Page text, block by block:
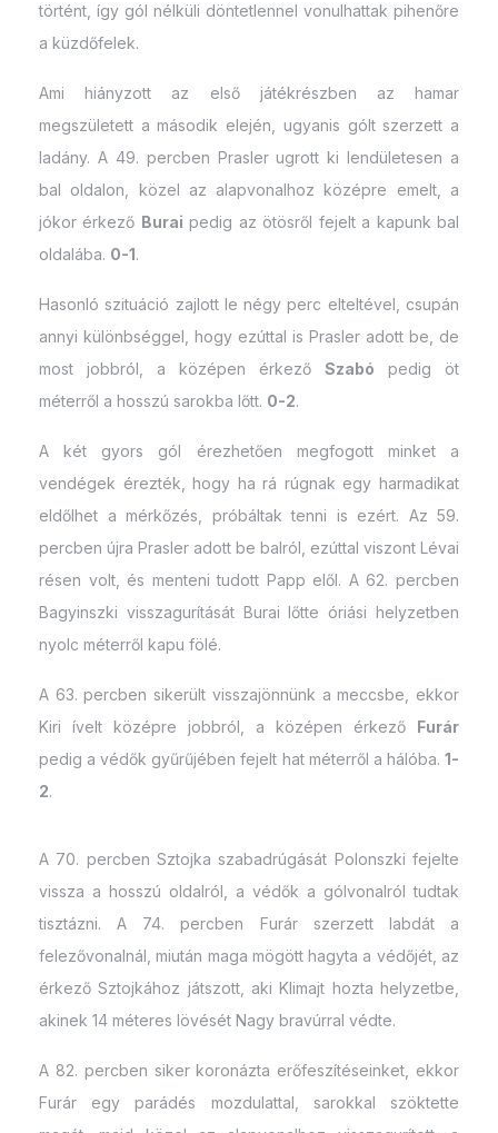
történt, így gól nélküli döntetlennel vonulhattak pihenőre
a küzdőfelek.
Ami hiányzott az első játékrészben az hamar
megszületett a második elején, ugyanis gólt szerzett a
ladány. A 49. percben Prasler ugrott ki lendületesen a
bal oldalon, közel az alapvonalhoz középre emelt, a
jókor érkező Burai pedig az ötösről fejelt a kapunk bal
oldalába. 0-1.
Hasonló szituáció zajlott le négy perc elteltével, csupán
annyi különbséggel, hogy ezúttal is Prasler adott be, de
most jobbról, a középen érkező Szabó pedig öt
méterről a hosszú sarokba lőtt. 0-2.
A két gyors gól érezhetően megfogott minket a
vendégek érezték, hogy ha rá rúgnak egy harmadikat
eldőlhet a mérkőzés, próbáltak tenni is ezért. Az 59.
percben újra Prasler adott be balról, ezúttal viszont Lévai
résen volt, és menteni tudott Papp elől. A 62. percben
Bagyinszki visszagurítását Burai lőtte óriási helyzetben
nyolc méterről kapu fölé.
A 63. percben sikerült visszajönnünk a meccsbe, ekkor
Kiri ívelt középre jobbról, a középen érkező Furár
pedig a védők gyűrűjében fejelt hat méterről a hálóba. 1-
2.
A 70. percben Sztojka szabadrúgását Polonszki fejelte
vissza a hosszú oldalról, a védők a gólvonalról tudtak
tisztázni. A 74. percben Furár szerzett labdát a
felezővonalnál, miután maga mögött hagyta a védőjét, az
érkező Sztojkához játszott, aki Klimajt hozta helyzetbe,
akinek 14 méteres lövését Nagy bravúrral védte.
A 82. percben siker koronázta erőfeszítéseinket, ekkor
Furár egy parádés mozdulattal, sarokkal szöktette